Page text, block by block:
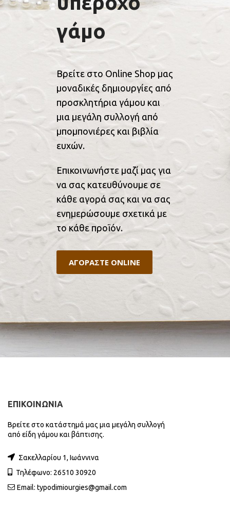
γάμο
Βρείτε στο Online Shop μας
μοναδικές δημιουργίες από
προσκλητήρια γάμου και
μια μεγάλη συλλογή από
μπομπονιέρες και βιβλία
ευχών.
Επικοινωνήστε μαζί μας για
να σας κατευθύνουμε σε
κάθε αγορά σας και να σας
ενημερώσουμε σχετικά με
το κάθε προϊόν.
ΑΓΟΡΑΣΤΕ ONLINE
ΕΠΙΚΟΙΝΩΝΙΑ
Βρείτε στο κατάστημά μας μια μεγάλη συλλογή
από είδη γάμου και βάπτισης.
Σακελλαρίου 1, Ιωάννινα
Τηλέφωνο: 26510 30920
Email: typodimiourgies@gmail.com